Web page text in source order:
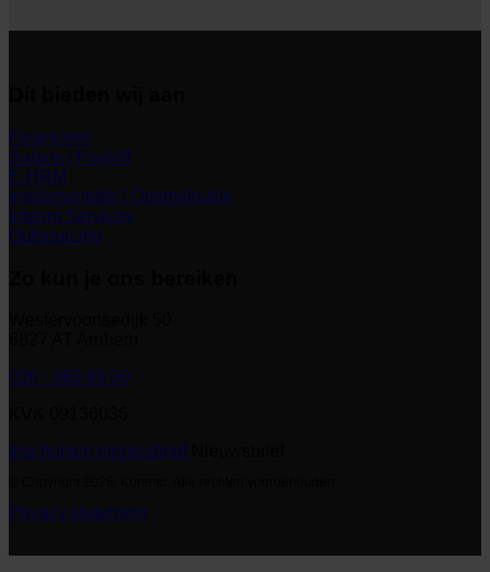
Financieel
Salaris | Payroll
E-HRM
Implementatie | Optimalisatie
Interim Services
Outsourcing
026 - 389 89 00
Inschrijven nieuwsbrief
Privacy statement